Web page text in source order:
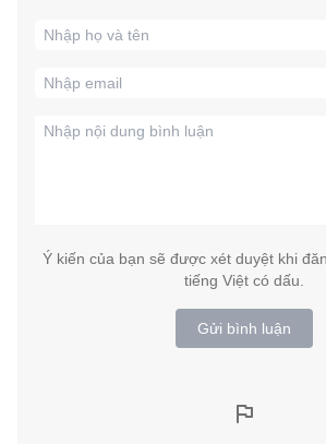
Ý kiến của bạn sẽ được xét duyệt khi
tiếng Việt có dấu.
Gửi bình luận